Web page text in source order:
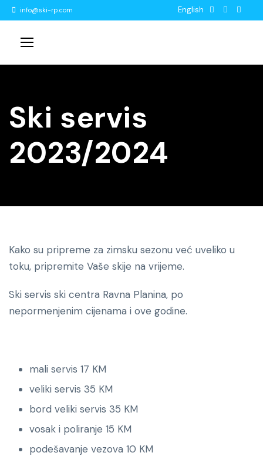
info@ski-rp.com English
Ski servis
2023/2024
Kako su pripreme za zimsku sezonu već uveliko u
toku, pripremite Vaše skije na vrijeme.
Ski servis ski centra Ravna Planina, po
nepormenjenim cijenama i ove godine.
mali servis 17 KM
veliki servis 35 KM
bord veliki servis 35 KM
vosak i poliranje 15 KM
podešavanje vezova 10 KM